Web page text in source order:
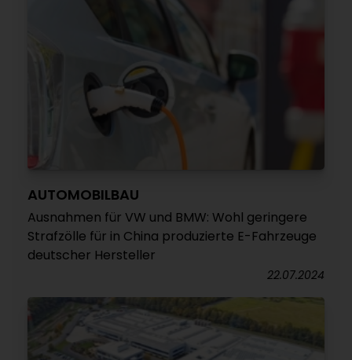
AUTOMOBILBAU
Ausnahmen für VW und BMW: Wohl geringere
Strafzölle für in China produzierte E-Fahrzeuge
deutscher Hersteller
22.07.2024